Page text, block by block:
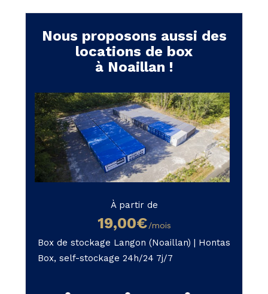
Nous proposons aussi des
locations de box
à Noaillan !
À partir de
19,00€/mois
Box de stockage Langon (Noaillan) | Hontas
Box, self-stockage 24h/24 7j/7